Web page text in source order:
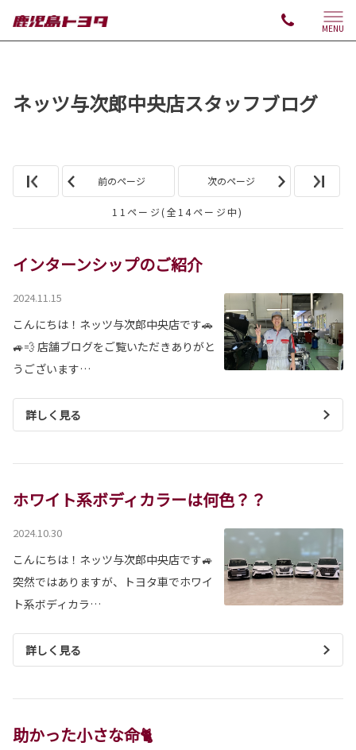
MENU
ネッツ与次郎中央店スタッフブログ
前のページ 次のページ
11ページ(全14ページ中)
インターンシップのご紹介
2024.11.15
こんにちは！ネッツ与次郎中央店です🚗
🚙💨 店舗ブログをご覧いただきありがと
うございます…
詳しく見る
ホワイト系ボディカラーは何色？？
2024.10.30
こんにちは！ネッツ与次郎中央店です🚙
突然ではありますが、トヨタ車でホワイ
ト系ボディカラ…
詳しく見る
助かった小さな命🐈